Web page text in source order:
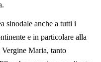
sinodale anche a tutti i
e in particolare alla
Vergine Maria, tanto